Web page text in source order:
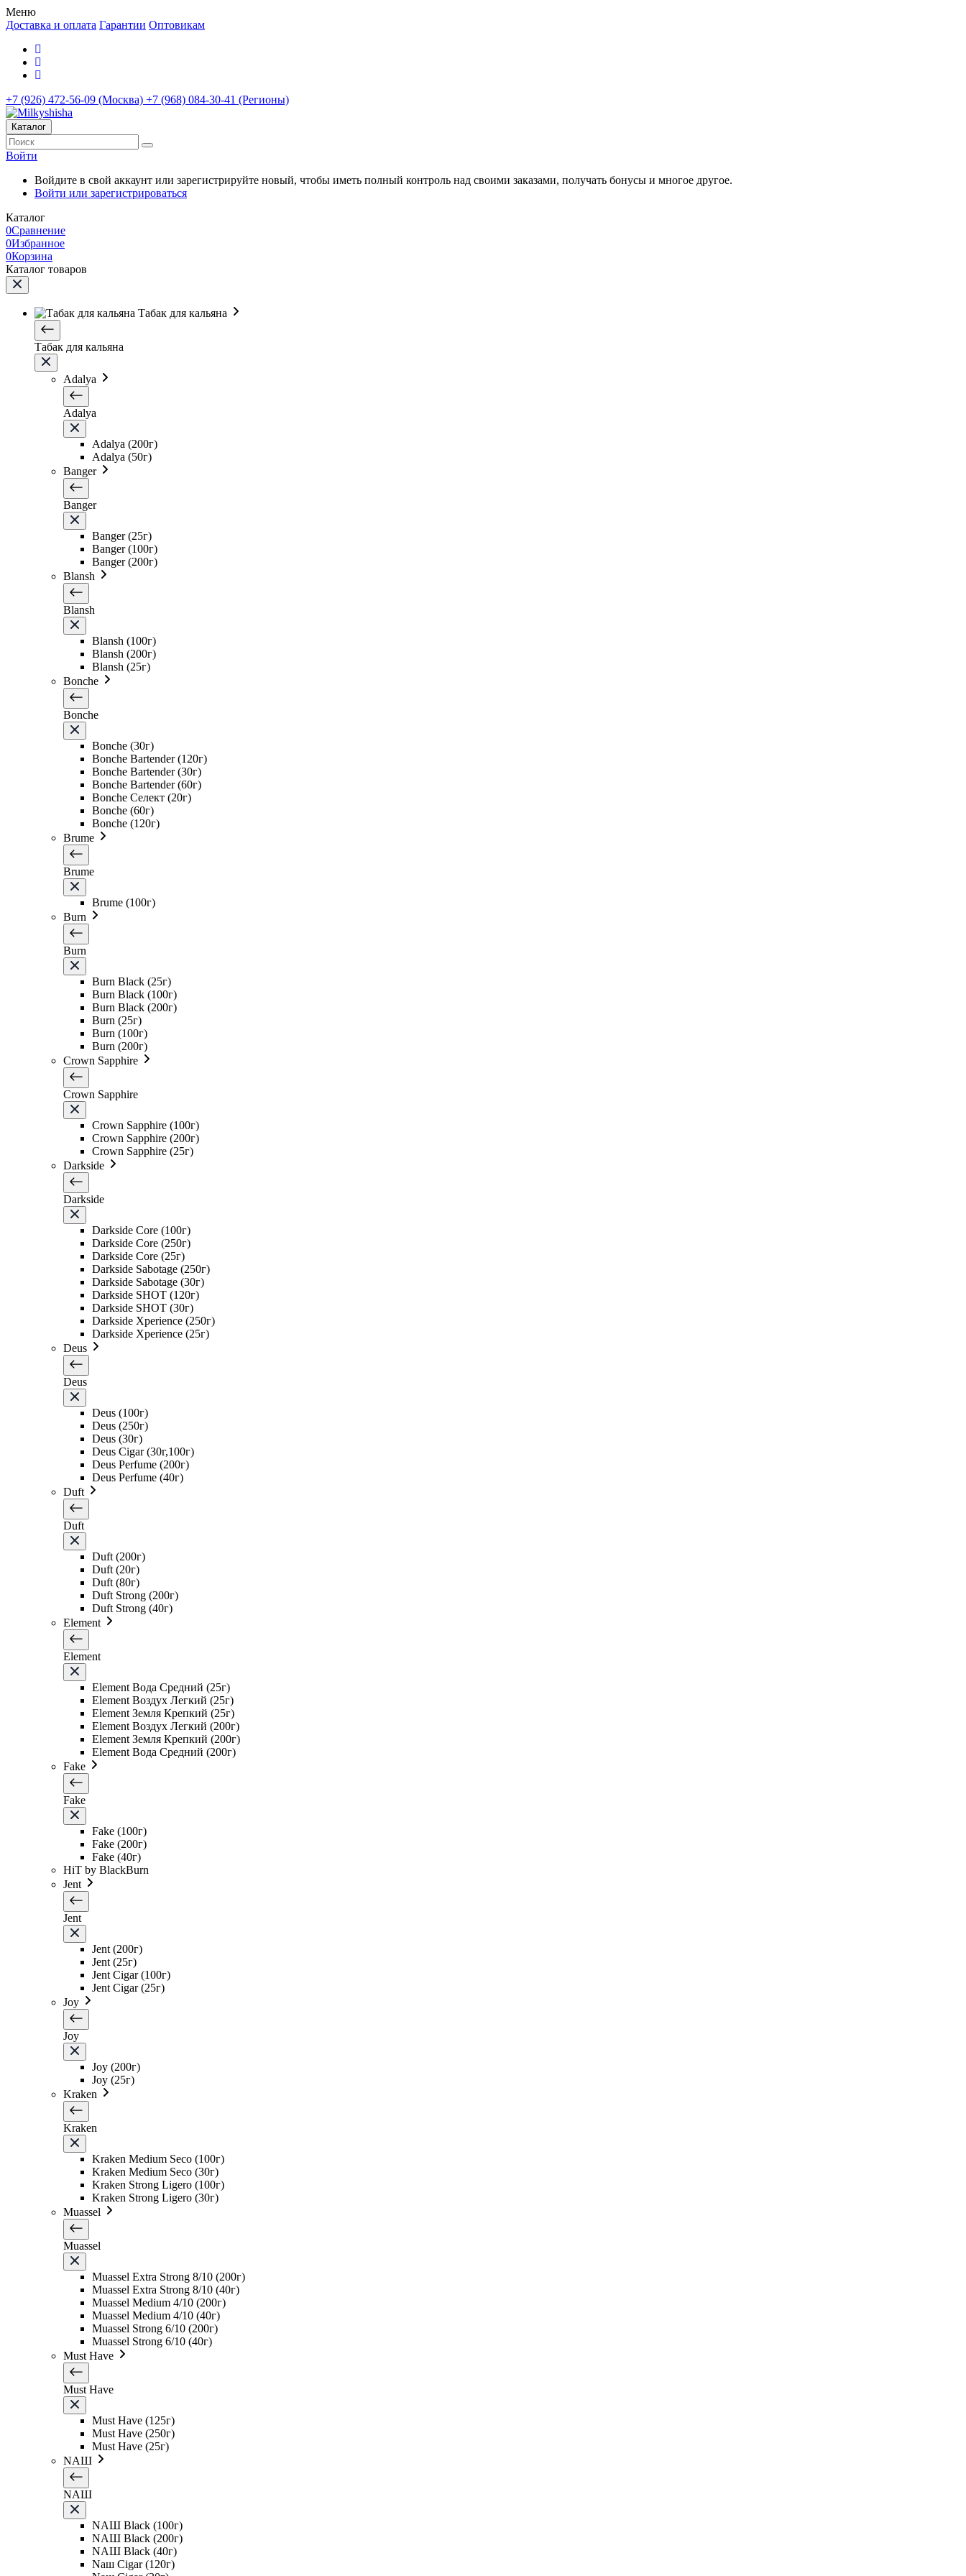
Меню
Доставка и оплата Гарантии Оптовикам
+7 (926) 472-56-09 (Москва) +7 (968) 084-30-41 (Регионы)
Каталог
Войти
Войдите в свой аккаунт или зарегистрируйте новый, чтобы иметь полный контроль над своими заказами, получать бонусы и многое другое.
Войти или зарегистрироваться
Каталог
0Сравнение
0Избранное
0Корзина
Каталог товаров
Табак для кальяна
Табак для кальяна
Adalya
Adalya
Adalya (200г)
Adalya (50г)
Banger
Banger
Banger (25г)
Banger (100г)
Banger (200г)
Blansh
Blansh
Blansh (100г)
Blansh (200г)
Blansh (25г)
Bonche
Bonche
Bonche (30г)
Bonche Bartender (120г)
Bonche Bartender (30г)
Bonche Bartender (60г)
Bonche Селект (20г)
Bonche (60г)
Bonche (120г)
Brume
Brume
Brume (100г)
Burn
Burn
Burn Black (25г)
Burn Black (100г)
Burn Black (200г)
Burn (25г)
Burn (100г)
Burn (200г)
Crown Sapphire
Crown Sapphire
Crown Sapphire (100г)
Crown Sapphire (200г)
Crown Sapphire (25г)
Darkside
Darkside
Darkside Core (100г)
Darkside Core (250г)
Darkside Core (25г)
Darkside Sabotage (250г)
Darkside Sabotage (30г)
Darkside SHOT (120г)
Darkside SHOT (30г)
Darkside Xperience (250г)
Darkside Xperience (25г)
Deus
Deus
Deus (100г)
Deus (250г)
Deus (30г)
Deus Cigar (30г,100г)
Deus Perfume (200г)
Deus Perfume (40г)
Duft
Duft
Duft (200г)
Duft (20г)
Duft (80г)
Duft Strong (200г)
Duft Strong (40г)
Element
Element
Element Вода Средний (25г)
Element Воздух Легкий (25г)
Element Земля Крепкий (25г)
Element Воздух Легкий (200г)
Element Земля Крепкий (200г)
Element Вода Средний (200г)
Fake
Fake
Fake (100г)
Fake (200г)
Fake (40г)
HiT by BlackBurn
Jent
Jent
Jent (200г)
Jent (25г)
Jent Cigar (100г)
Jent Cigar (25г)
Joy
Joy
Joy (200г)
Joy (25г)
Kraken
Kraken
Kraken Medium Seco (100г)
Kraken Medium Seco (30г)
Kraken Strong Ligero (100г)
Kraken Strong Ligero (30г)
Muassel
Muassel
Muassel Extra Strong 8/10 (200г)
Muassel Extra Strong 8/10 (40г)
Muassel Medium 4/10 (200г)
Muassel Medium 4/10 (40г)
Muassel Strong 6/10 (200г)
Muassel Strong 6/10 (40г)
Must Have
Must Have
Must Have (125г)
Must Have (250г)
Must Have (25г)
NAШ
NAШ
NAШ Black (100г)
NAШ Black (200г)
NAШ Black (40г)
Naш Cigar (120г)